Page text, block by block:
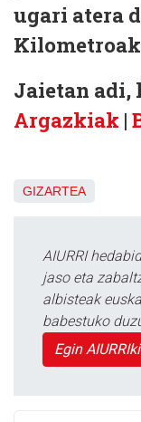
ugari atera
Jaietan adi,
Argazkiak |
GIZARTEA
AIURRI
jaso eta
albisteak
babestuko
Egin